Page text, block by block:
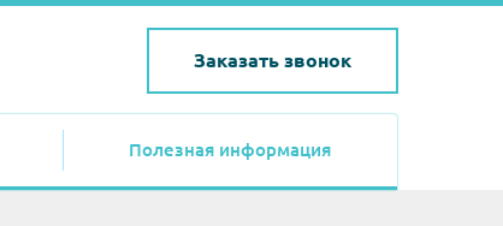
Заказать звонок
Полезная информация